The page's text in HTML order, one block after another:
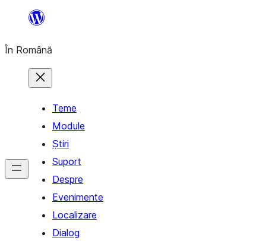
conținut
În Română
Teme
Module
Știri
Suport
Despre
Evenimente
Localizare
Dialog